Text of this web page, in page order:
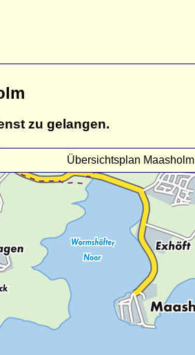
zu gelangen.
Übersichtsplan Maasholm